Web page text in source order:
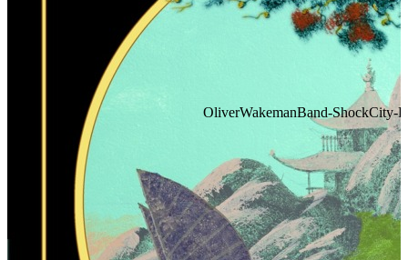
OliverWakemanBand-ShockCity-